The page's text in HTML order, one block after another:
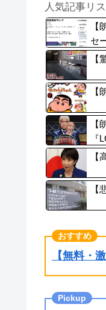
人気記事リ
セ
【
【
『
【
【無料・